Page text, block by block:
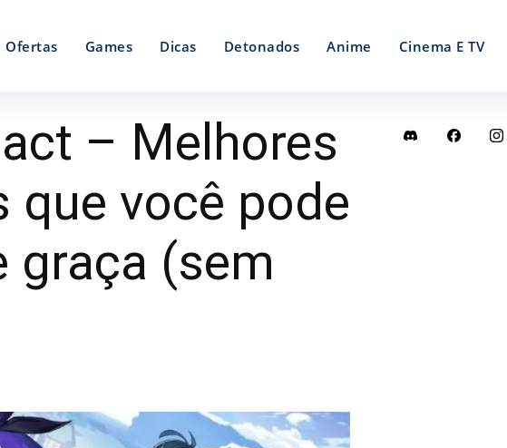
Ofertas Games Dicas Detonados Anime Cinema E TV
– Melhores
que você pode
graça (sem